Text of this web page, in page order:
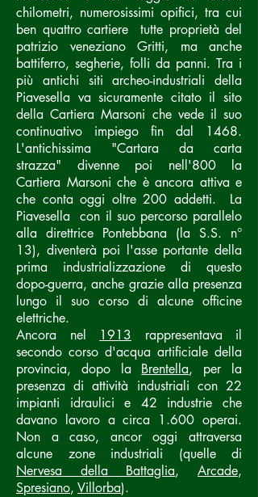
chilometri, numerosissimi opifici, tra cui
ben quattro cartiere tutte proprietà del
patrizio veneziano Gritti, ma anche
battiferro, segherie, folli da panni. Tra i
più antichi siti archeo-industriali della
Piavesella va sicuramente citato il sito
della Cartiera Marsoni che vede il suo
continuativo impiego fin dal 1468.
L'antichissima "Cartara da carta
strazza" divenne poi nell'800 la
Cartiera Marsoni che è ancora attiva e
che conta oggi oltre 200 addetti. La
Piavesella con il suo percorso parallelo
alla direttrice Pontebbana (la S.S. n°
13), diventerà poi l'asse portante della
prima industrializzazione di questo
dopo-guerra, anche grazie alla presenza
lungo il suo corso di alcune officine
elettriche.
Ancora nel 1913 rappresentava il
secondo corso d'acqua artificiale della
provincia, dopo la Brentella, per la
presenza di attività industriali con 22
impianti idraulici e 42 industrie che
davano lavoro a circa 1.600 operai.
Non a caso, ancor oggi attraversa
alcune zone industriali (quelle di
Nervesa della Battaglia,Arcade,
Spresiano, Villorba).